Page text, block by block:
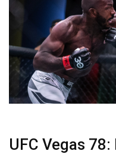
UFC Vegas